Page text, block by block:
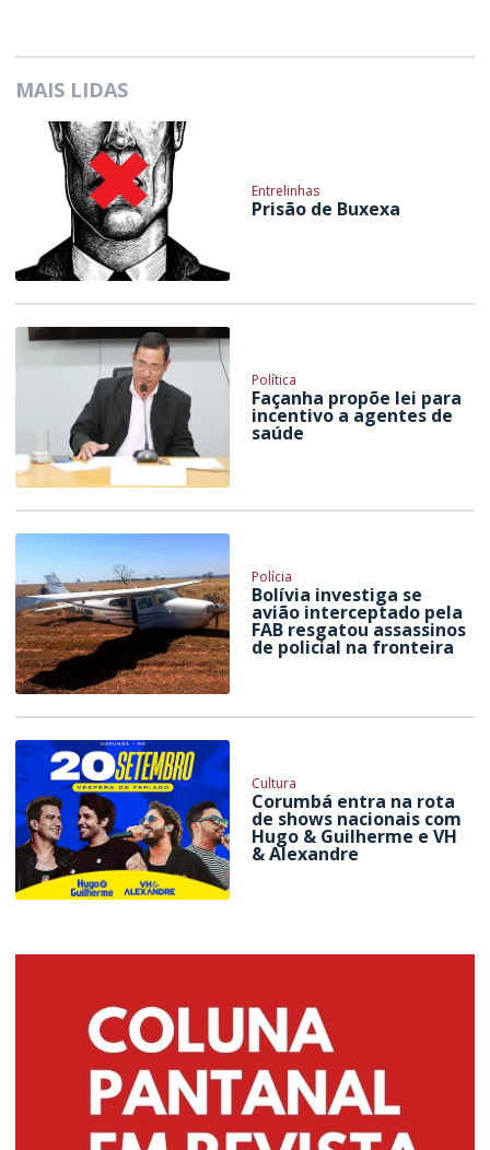
MAIS LIDAS
Entrelinhas
Prisão de Buxexa
Política
Façanha propõe lei para
incentivo a agentes de
saúde
Polícia
Bolívia investiga se
avião interceptado pela
FAB resgatou assassinos
de policial na fronteira
Cultura
Corumbá entra na rota
de shows nacionais com
Hugo & Guilherme e VH
& Alexandre